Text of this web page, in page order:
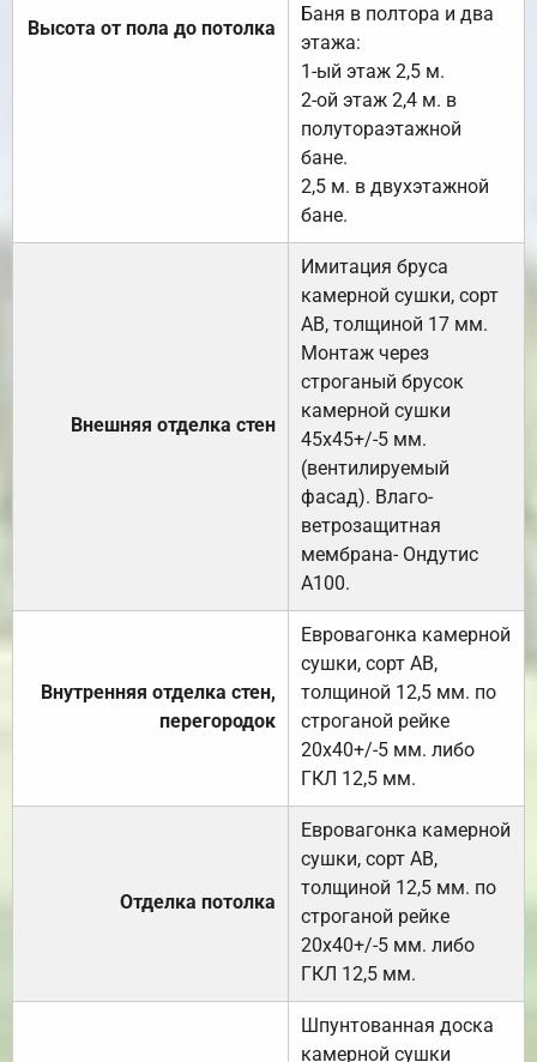
Высота от пола до потолка
Баня в полтора и два
этажа:
1-ый этаж 2,5 м.
2-ой этаж 2,4 м. в
полутораэтажной
бане.
2,5 м. в двухэтажной
бане.
Внешняя отделка стен
Имитация бруса
камерной сушки, сорт
АВ, толщиной 17 мм.
Монтаж через
строганый брусок
камерной сушки
45х45+/-5 мм.
(вентилируемый
фасад). Влаго-
ветрозащитная
мембрана- Ондутис
А100.
Внутренняя отделка стен,
перегородок
Евровагонка камерной
сушки, сорт АВ,
толщиной 12,5 мм. по
строганой рейке
20х40+/-5 мм. либо
ГКЛ 12,5 мм.
Отделка потолка
Евровагонка камерной
сушки, сорт АВ,
толщиной 12,5 мм. по
строганой рейке
20х40+/-5 мм. либо
ГКЛ 12,5 мм.
Шпунтованная доска
камерной сушки